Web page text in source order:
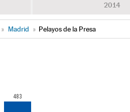
2014
» Madrid » Pelayos de la Presa
483